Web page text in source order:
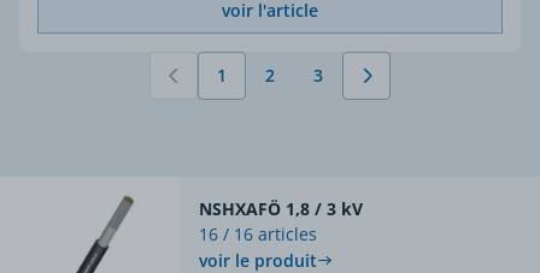
voir l'article
Vous lisez actuellement la page
1 Page
2 Page
3
NSHXAFÖ 1,8 / 3 kV
16 / 16 articles
voir le produit